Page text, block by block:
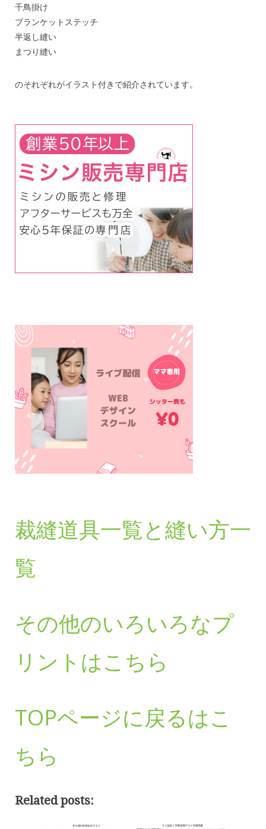
千鳥掛け
ブランケットステッチ
半返し縫い
まつり縫い
のそれぞれがイラスト付きで紹介されています。
裁縫道具一覧と縫い方一
覧
その他のいろいろなプ
リントはこちら
TOPページに戻るはこ
ちら
Related posts: